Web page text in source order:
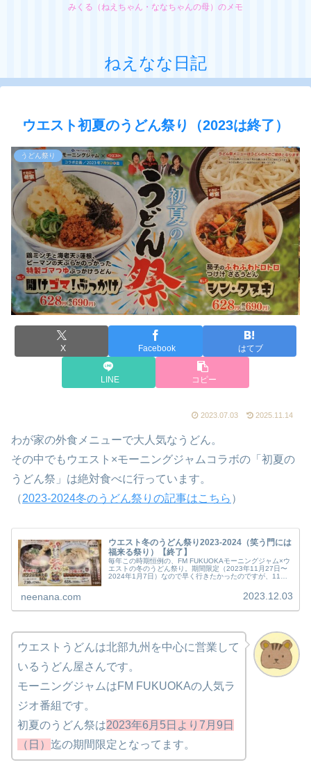
みくる（ねえちゃん・ななちゃんの母）のメモ
ねえなな日記
ウエスト初夏のうどん祭り（2023は終了）
うどん祭り
X Facebook はてブ
LINE コピー
2023.07.03 2025.11.14
わが家の外食メニューで大人気なうどん。
その中でもウエスト×モーニングジャムコラボの「初夏の
うどん祭」は絶対食べに行っています。
（2023-2024冬のうどん祭りの記事はこちら ）
ウエスト冬のうどん祭り2023-2024（笑う門には
福来る祭り）【終了】
毎年この時期恒例の、FM FUKUOKAモーニングジャム×ウ
エストの冬のうどん祭り。期間限定（2023年11月27日〜
2024年1月7日）なので早く行きたかったのですが、11月
neenana.com 2023.12.03
ウエストうどんは北部九州を中心に営業して
いるうどん屋さんです。
モーニングジャムはFM FUKUOKAの人気ラ
ジオ番組です。
初夏のうどん祭は2023年6月5日より7月9日
（日） 迄の期間限定となってます。